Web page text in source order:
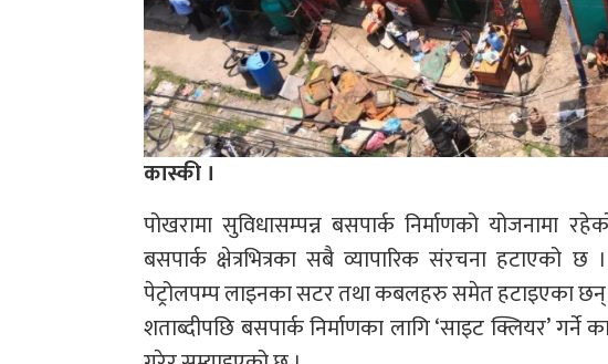
कास्की ।
पोखरामा सुविधासम्पन्न बसपार्क निर्माणको योजनामा
बसपार्क क्षेत्रभित्रका सबै व्यापारिक संरचना हटाएको छ
पेट्रोलपम्प लाइनका सटर तथा कबलहरु समेत हटाइएका छन्
शताब्दीपछि बसपार्क निर्माणका लागि ‘साइट क्लियर’